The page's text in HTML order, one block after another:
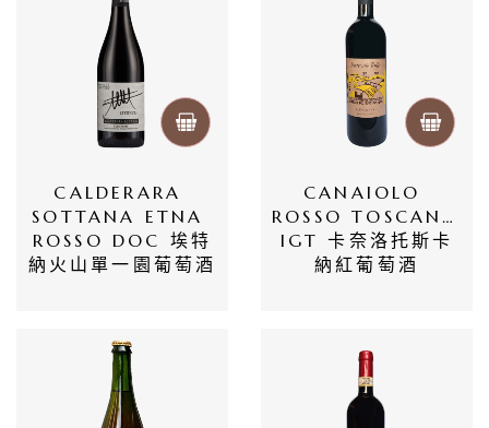
CALDERARA
SOTTANA ETNA
ROSSO DOC 埃特
納火山單一園葡萄酒
CANAIOLO
ROSSO TOSCANA
IGT 卡奈洛托斯卡
納紅葡萄酒